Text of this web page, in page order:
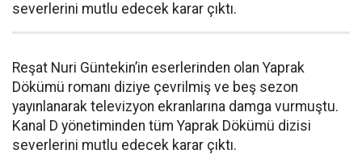
severlerini mutlu edecek karar çıktı.
Reşat Nuri Güntekin’in eserlerinden olan Yaprak
Dökümü romanı diziye çevrilmiş ve beş sezon
yayınlanarak televizyon ekranlarına damga vurmuştu.
Kanal D yönetiminden tüm Yaprak Dökümü dizisi
severlerini mutlu edecek karar çıktı.